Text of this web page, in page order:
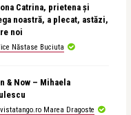
Catrina, prietena și
noastră, a plecat, astăzi,
noi
Năstase Buciuta
& Now – Mihaela
Marea Dragoste